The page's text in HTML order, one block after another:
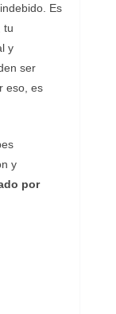
Es
tu
y
ser
eso, es
y
por